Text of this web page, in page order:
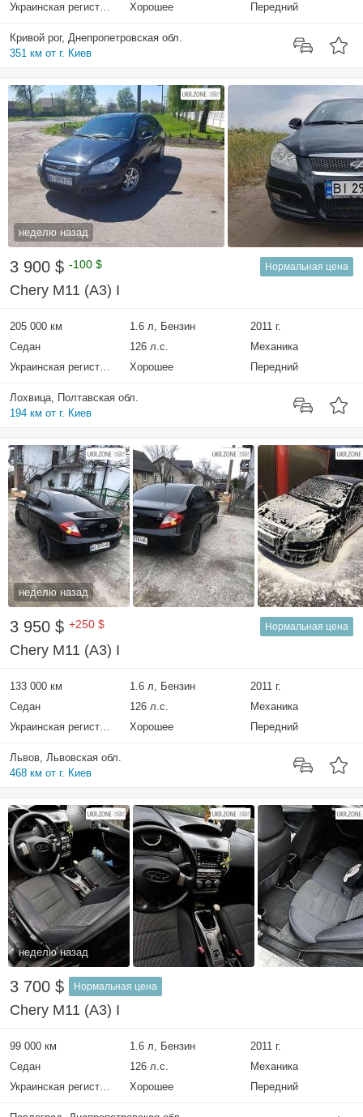
Украинская регистрация
Хорошее Передний
Кривой рог, Днепропетровская обл.
351 км от г. Киев
неделю назад
3 900 $ -100 $ Нормальная цена
Chery M11 (A3) I
205 000 км 1.6 л, Бензин
2011 г.
Седан
126 л.с.
Механика
Украинская регистрация
Хорошее Передний
Лохвица, Полтавская обл.
194 км от г. Киев
неделю назад
3 950 $ +250 $ Нормальная цена
Chery M11 (A3) I
133 000 км 1.6 л, Бензин
2011 г.
Седан
126 л.с.
Механика
Украинская регистрация
Хорошее Передний
Львов, Львовская обл.
468 км от г. Киев
неделю назад
3 700 $ Нормальная цена
Chery M11 (A3) I
99 000 км 1.6 л, Бензин
2011 г.
Седан
126 л.с.
Механика
Украинская регистрация
Хорошее Передний